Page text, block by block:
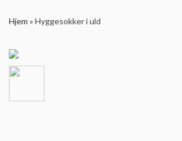
Hjem » Hyggesokker i uld